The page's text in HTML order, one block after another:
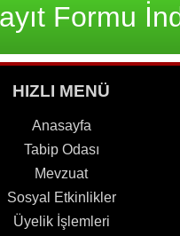
Formu
HIZLI MENÜ
Anasayfa
Tabip Odası
Mevzuat
Sosyal Etkinlikler
Üyelik İşlemleri